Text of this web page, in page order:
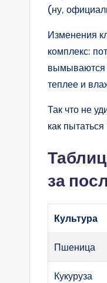
(ну,
Изменения
комплекс:
вымываются
теплее и
Так что не
как
за
Культура
Пшеница
Кукуруза